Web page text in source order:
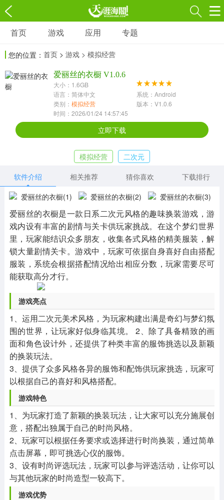
游戏
3697款应用
1597款应用
休闲益智
13387款应用
2196款应用
冒险解谜
418款应用
音乐舞蹈
269款应用
2716款应用
515款应用
其他
1654款应用
游戏助手
515款应用
MOD游戏
1056款应用
首页 游戏 应用 专题
您的位置： 首页 > 游戏 > 模拟经营
爱丽丝的衣橱 V1.0.6
大小：1.6GB
语言：简体中文
系统：Android
类别： 模拟经营
版本：V1.0.6
时间：2026/01/24 14:57:45
立即下载
模拟经营
二次元
软件介绍
相关推荐 猜你喜欢 下载排行
爱丽丝的衣橱是一款日系二次元风格的趣味换装游戏，游
戏内设有丰富的剧情与关卡供玩家挑战。在这个梦幻世界
里，玩家能结识众多朋友，收集各式风格的精美服装，解
锁大量剧情关卡。游戏中，玩家可依据自身喜好自由搭配
服装，系统会根据搭配情况给出相应分数，玩家需要尽可
能获取高分才行。
游戏亮点
1、运用二次元美术风格，为玩家构建出满是奇幻与梦幻氛
围的世界，让玩家好似身临其境。 2、除了具备精致的画
面和角色设计外，还提供了种类丰富的服饰挑选以及新颖
的换装玩法。
3、提供了众多风格各异的服饰和配饰供玩家挑选，玩家可
以根据自己的喜好和风格搭配。
游戏特色
1、为玩家打造了新颖的换装玩法，让大家可以充分施展创
意，搭配出独属于自己的时尚风格。
2、玩家可以根据任务要求或选择进行时尚换装，通过简单
点击屏幕，即可挑选心仪的服饰。
3、设有时尚评选玩法，玩家可以参与评选活动，让你可以
与其他玩家的时尚造型一较高下。
游戏优势